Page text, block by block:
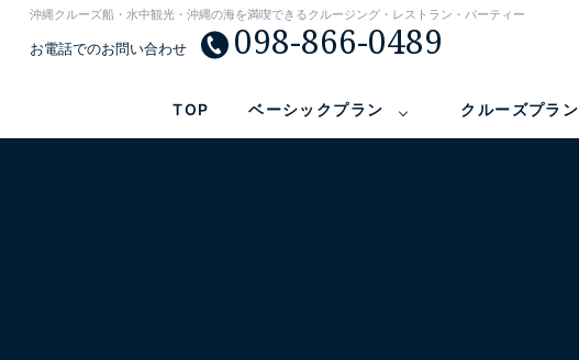
沖縄クルーズ船・水中観光・沖縄の海を満喫できるクルージング・レストラン・パーティー
お電話でのお問い合わせ 098-866-0489
TOP ベーシックプラン クルーズプラン